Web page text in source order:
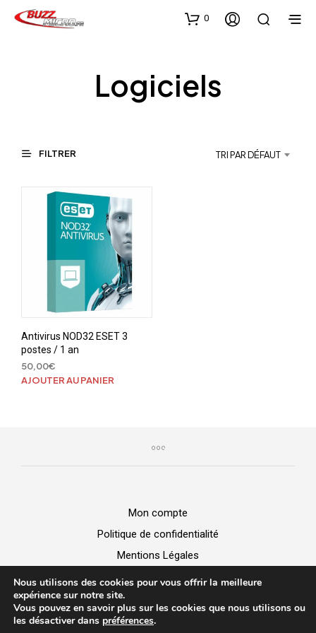
0
Logiciels
FILTRER TRI PAR DÉFAUT
Antivirus NOD32 ESET 3
postes / 1 an
50,00€
AJOUTER AU PANIER
Mon compte
Politique de confidentialité
Mentions Légales
BUZZ MICRO -Vente de matériel |Dépannage Informatique|
Création de site web
Nous utilisons des cookies pour vous offrir la meilleure
expérience sur notre site.
Vous pouvez en savoir plus sur les cookies que nous utilisons ou
les désactiver dans préférences.